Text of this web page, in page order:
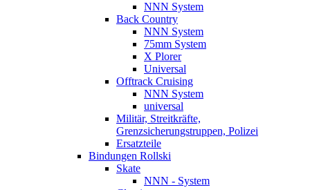
NNN System
Back Country
NNN System
75mm System
X Plorer
Universal
Offtrack Cruising
NNN System
universal
Militär, Streitkräfte,
Grenzsicherungstruppen, Polizei
Ersatzteile
Bindungen Rollski
Skate
NNN - System